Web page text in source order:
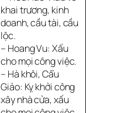
khai trương, kinh
doanh, cầu tài, cầu
lộc.
– Hoang Vu: Xấu
cho mọi công việc.
– Hà khôi, Cẩu
Giảo: Kỵ khởi công
xây nhà cửa, xấu